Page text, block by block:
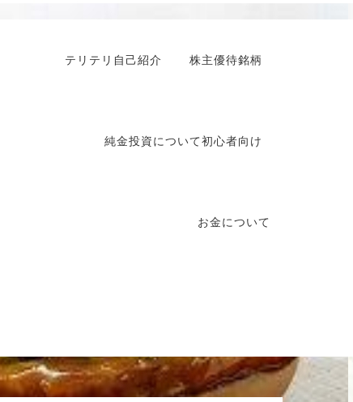
テリテリ自己紹介 株主優待銘柄
純金投資について初心者向け
お金について